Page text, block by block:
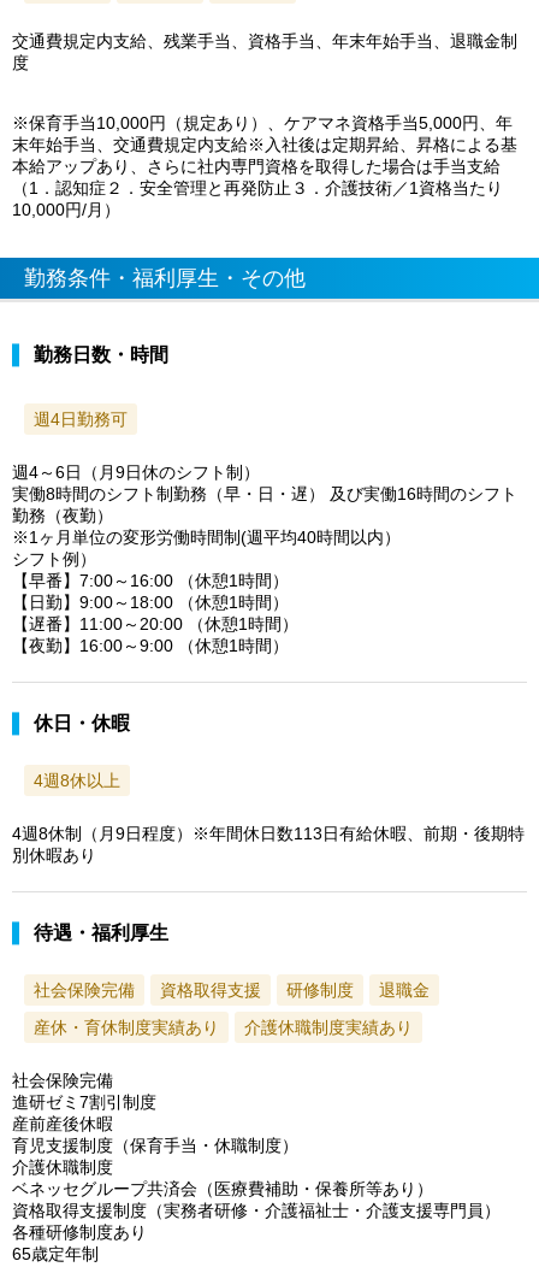
交通費規定内支給、残業手当、資格手当、年末年始手当、退職金制
度
※保育手当10,000円（規定あり）、ケアマネ資格手当5,000円、年
末年始手当、交通費規定内支給※入社後は定期昇給、昇格による基
本給アップあり、さらに社内専門資格を取得した場合は手当支給
（1．認知症２．安全管理と再発防止３．介護技術／1資格当たり
10,000円/月）
勤務条件・福利厚生・その他
勤務日数・時間
週4日勤務可
週4～6日（月9日休のシフト制）
実働8時間のシフト制勤務（早・日・遅） 及び実働16時間のシフト
勤務（夜勤）
※1ヶ月単位の変形労働時間制(週平均40時間以内）
シフト例）
【早番】7:00～16:00 （休憩1時間）
【日勤】9:00～18:00 （休憩1時間）
【遅番】11:00～20:00 （休憩1時間）
【夜勤】16:00～9:00 （休憩1時間）
休日・休暇
4週8休以上
4週8休制（月9日程度）※年間休日数113日有給休暇、前期・後期特
別休暇あり
待遇・福利厚生
社会保険完備 資格取得支援 研修制度
退職金
産休・育休制度実績あり
介護休職制度実績あり
社会保険完備
進研ゼミ7割引制度
産前産後休暇
育児支援制度（保育手当・休職制度）
介護休職制度
ベネッセグループ共済会（医療費補助・保養所等あり）
資格取得支援制度（実務者研修・介護福祉士・介護支援専門員）
各種研修制度あり
65歳定年制